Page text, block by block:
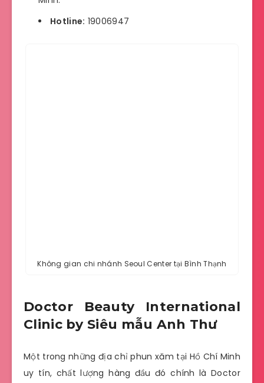
Hotline: 19006947
Không gian chi nhánh Seoul Center tại Bình Thạnh
Doctor Beauty International
Clinic by Siêu mẫu Anh Thư
Một trong những địa chỉ phun xăm tại Hồ Chí Minh
uy tín, chất lượng hàng đầu đó chính là Doctor